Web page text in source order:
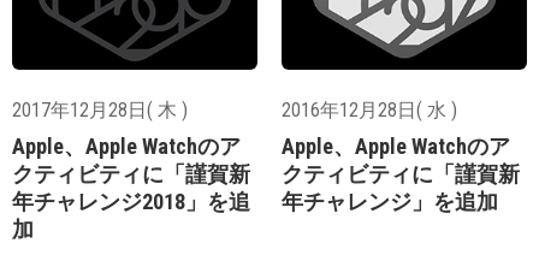
2017年12月28日( 木 )
Apple、Apple Watchのア
クティビティに「謹賀新
年チャレンジ2018」を追
加
2016年12月28日( 水 )
Apple、Apple Watchのア
クティビティに「謹賀新
年チャレンジ」を追加